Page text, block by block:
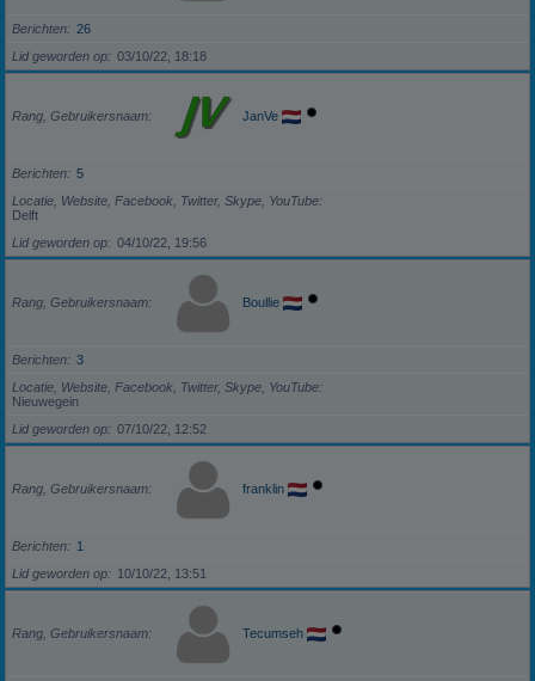
Berichten
26
Lid geworden op
03/10/22, 18:18
Rang, Gebruikersnaam JanVe
Berichten
5
Locatie, Website, Facebook, Twitter, Skype, YouTube
Delft
Lid geworden op
04/10/22, 19:56
Rang, Gebruikersnaam Boullie
Berichten
3
Locatie, Website, Facebook, Twitter, Skype, YouTube
Nieuwegein
Lid geworden op
07/10/22, 12:52
Rang, Gebruikersnaam franklin
Berichten
1
Lid geworden op
10/10/22, 13:51
Rang, Gebruikersnaam Tecumseh